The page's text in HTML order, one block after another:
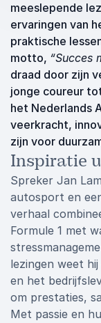
meeslepende
ervaringen van
praktische
motto, “Succes
draad door zijn
jonge coureur
het Nederlands
veerkracht,
zijn voor
Inspiratie
Spreker Jan
autosport en
verhaal
Formule 1 met
lezingen weet
en het
om prestaties,
Met passie en